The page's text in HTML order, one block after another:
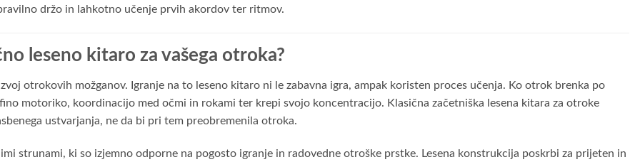
držo in lahkotno učenje prvih akordov ter ritmov.
leseno kitaro za vašega otroka?
otrokovih možganov. Igranje na to leseno kitaro ni le zabavna igra, ampak koristen proces učenja. Ko otrok brenka po
motoriko, koordinacijo med očmi in rokami ter krepi svojo koncentracijo. Klasična začetniška lesena kitara za otroke
ustvarjanja, ne da bi pri tem preobremenila otroka.
strunami, ki so izjemno odporne na pogosto igranje in radovedne otroške prstke. Lesena konstrukcija poskrbi za prijeten in